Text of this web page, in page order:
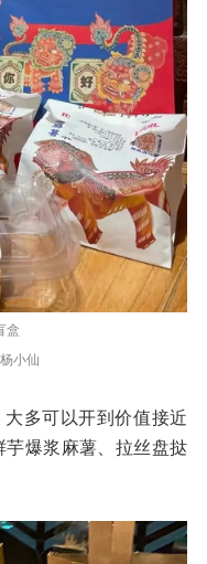
盒
小仙
多可以开到价值接近
爆浆麻薯、拉丝盘挞